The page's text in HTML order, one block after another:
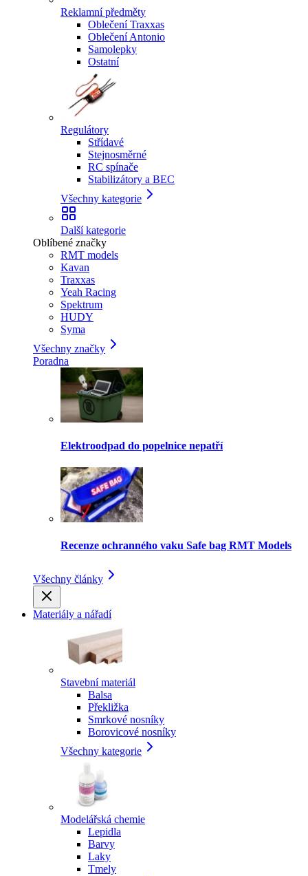
Reklamní předměty
Oblečení Traxxas
Oblečení Antonio
Samolepky
Ostatní
Regulátory
Střídavé
Stejnosměrné
RC spínače
Stabilizátory a BEC
Všechny kategorie
Další kategorie
Oblíbené značky
RMT models
Kavan
Traxxas
Yeah Racing
Spektrum
HUDY
Syma
Všechny značky
Poradna
Elektroodpad do popelnice nepatří
Recenze ochranného vaku Safe bag RMT Models
Všechny články
Materiály a nářadí
Stavební materiál
Balsa
Překližka
Smrkové nosníky
Borovicové nosníky
Všechny kategorie
Modelářská chemie
Lepidla
Barvy
Laky
Tmely